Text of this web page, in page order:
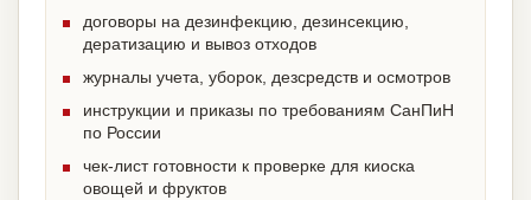
договоры на дезинфекцию, дезинсекцию,
дератизацию и вывоз отходов
журналы учета, уборок, дезсредств и осмотров
инструкции и приказы по требованиям СанПиН
по России
чек-лист готовности к проверке для киоска
овощей и фруктов